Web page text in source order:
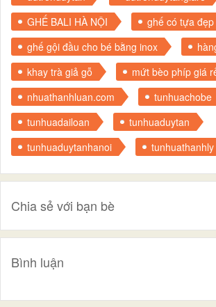
GHẾ BALI HÀ NỘI
ghế có tựa đẹp
ghế gội đầu cho bé bằng inox
khay trà giả gỗ
mứt bèo phíp giá
nhuathanhluan.com
tunhuachobe
tunhuadailoan
tunhuaduytan
tunhuaduytanhanoi
tunhuathanhly
Chia sẻ với bạn bè
Bình luận